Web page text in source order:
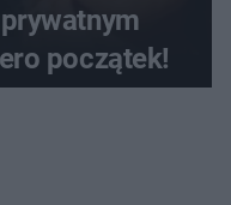
początek!